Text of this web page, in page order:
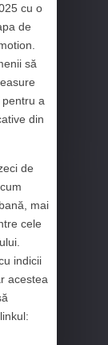
cu o
de
să
a
din
de
mai
cele
indicii
acestea